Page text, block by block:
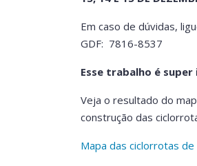
Em caso de dúvidas,
GDF: 7816-8537
Esse trabalho é
Veja o resultado do
construção das
Mapa das ciclorrotas de